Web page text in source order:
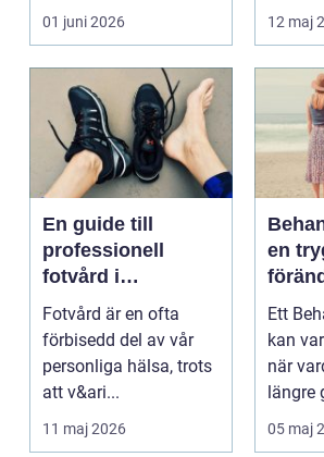
prioriteringslistan.
Mån...
01 juni 2026
närhet
12 maj
En guide till
professionell
fotvård i
Helsingborg
Fotvård är en ofta
förbisedd del av vår
personliga hälsa, trots
att v&ari...
11 maj 2026
en
Ett
kan
när
längre
på
mån...
05 maj